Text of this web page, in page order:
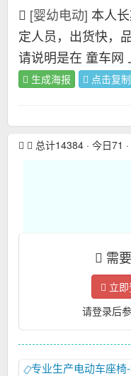
[婴幼电动] 本人
定人员，出货快，
请说明是在 童车网
生成海报 点击复制
总计14384 · 今日71
需
立
请登录后
专业生产电动车座椅-我厂主要生产电动车前置椅，样式多，价格美丽，质量保证，售后快捷，